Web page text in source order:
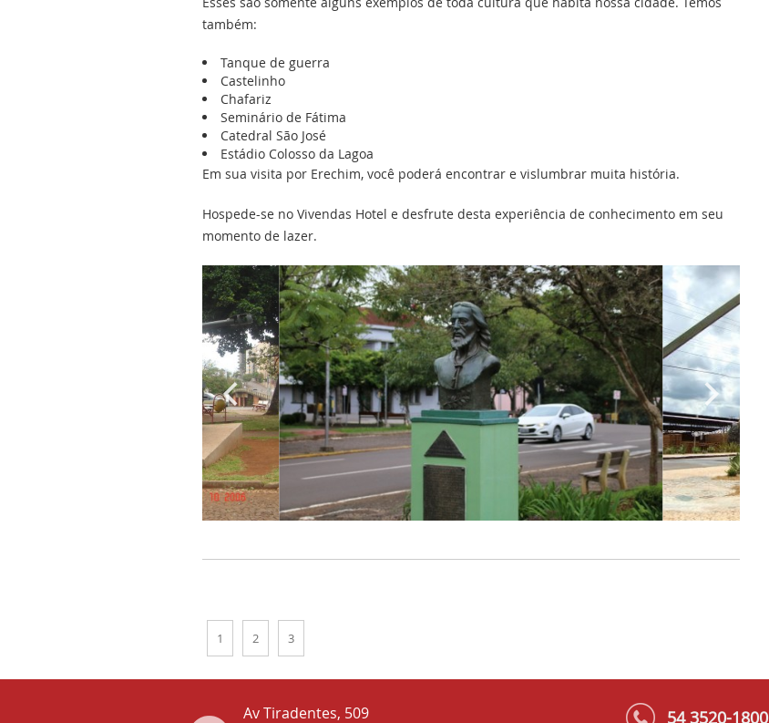
também:
Tanque de guerra
Castelinho
Chafariz
Seminário de Fátima
Catedral São José
Estádio Colosso da Lagoa
Em sua visita por Erechim, você poderá encontrar e vislumbrar muita história.
Hospede-se no Vivendas Hotel e desfrute desta experiência de conhecimento em seu
momento de lazer.
1 2 3
Av Tiradentes, 509 54 3520-1800